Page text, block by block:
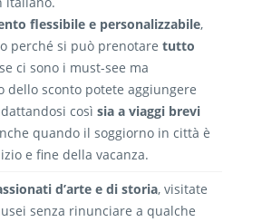
flessibile e personalizzabile,
perché si può prenotare tutto
ci sono i must-see ma
dello sconto potete aggiungere
così sia a viaggi brevi
quando il soggiorno in città è
e fine della vacanza.
d’arte e di storia, visitate
senza rinunciare a qualche